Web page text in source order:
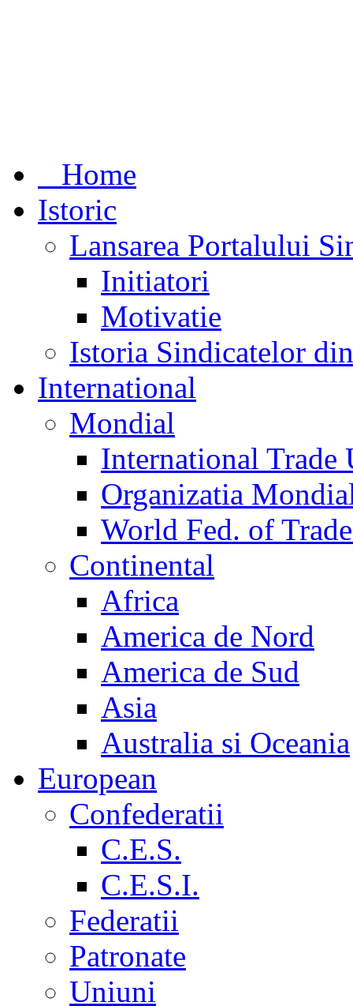
Home
Istoric
Lansarea Portalului
Initiatori
Motivatie
Istoria Sindicatelor
International
Mondial
International Trade
Organizatia
World Fed. of
Continental
Africa
America de Nord
America de Sud
Asia
Australia si Oceania
European
Confederatii
C.E.S.
C.E.S.I.
Federatii
Patronate
Uniuni